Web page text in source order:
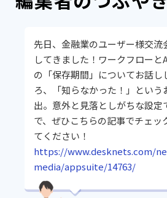
先日、金融業のユーザー様交流
してきました！ワークフロー
の「保存期間」についてお話し
ろ、「知らなかった！」という
出。意外と見落としがちな設定
で、ぜひこちらの記事でチェッ
てください！
https://www.desknets.com/
media/appsuite/14763/